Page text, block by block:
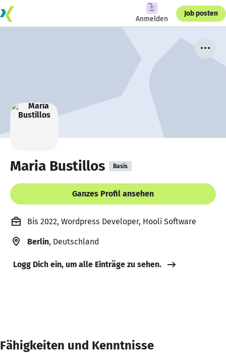
Anmelden
Job posten
Maria Bustillos Basis
Ganzes Profil ansehen
Bis 2022, Wordpress Developer, Hooli Software
Berlin, Deutschland
Logg Dich ein, um alle Einträge zu sehen.
Fähigkeiten und Kenntnisse